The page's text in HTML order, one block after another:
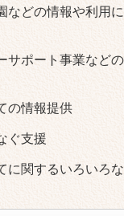
どの情報や利用に
ポート事業などの
情報提供
支援
関するいろいろな